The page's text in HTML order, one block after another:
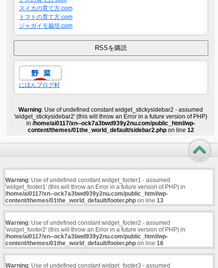
スイカの育て方.com
トマトの育て方.com
ジャガイモ栽培.com
にほんブログ村
Warning: Use of undefined constant widget_stickysidebar2 - assumed
'widget_stickysidebar2' (this will throw an Error in a future version of PHP)
in/home/ai0117/xn--ock7a3bwd939y2nu.com/public_html/wp-
content/themes/01the_world_default/sidebar2.phpon line 12
Warning: Use of undefined constant widget_footer1 - assumed
'widget_footer1' (this will throw an Error in a future version of PHP) in
/home/ai0117/xn--ock7a3bwd939y2nu.com/public_html/wp-
content/themes/01the_world_default/footer.phpon line 13
Warning: Use of undefined constant widget_footer2 - assumed
'widget_footer2' (this will throw an Error in a future version of PHP) in
/home/ai0117/xn--ock7a3bwd939y2nu.com/public_html/wp-
content/themes/01the_world_default/footer.phpon line 16
Warning: Use of undefined constant widget_footer3 - assumed